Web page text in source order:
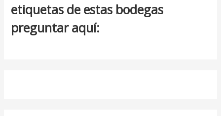
etiquetas de estas bodegas
preguntar aquí: